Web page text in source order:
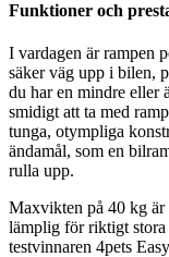
Funktioner och
I vardagen är rampen
säker väg upp i bilen,
du har en mindre eller
smidigt att ta med
tunga, otympliga
ändamål, som en
rulla upp.
Maxvikten på 40 kg är
lämplig för riktigt stora
testvinnaren 4pets